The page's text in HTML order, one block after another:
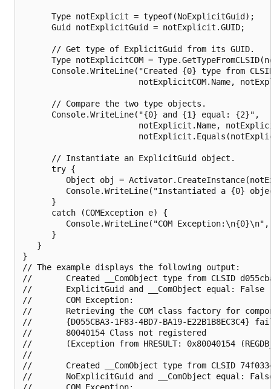
      Type notExplicit = typeof(NoExplicitGuid);
      Guid notExplicitGuid = notExplicit.GUID;
      // Get type of ExplicitGuid from its GUID.
Type notExplicitCOM =
Console.WriteLine("Created {0} type from
notExplicitCOM.Name,
      // Compare the two type objects.
      Console.WriteLine("{0} and {1} equal: {2}",
notExplicit.Name,
      // Instantiate an ExplicitGuid object.
      try {
Object obj =
Console.WriteLine("Instantiated a {0}
      }
      catch (COMException e) {
Console.WriteLine("COM
      }
   }
}
// The example displays the following output:
//       Created __ComObject type from CLSID
//       ExplicitGuid and __ComObject equal: False
//       COM Exception:
//       Retrieving the COM class factory for
//       {D055CBA3-1F83-4BD7-BA19-
//       80040154 Class not registered
//       (Exception from HRESULT: 0x80040154
//
//       Created __ComObject type from CLSID
//       NoExplicitGuid and __ComObject equal:
//       COM Exception: